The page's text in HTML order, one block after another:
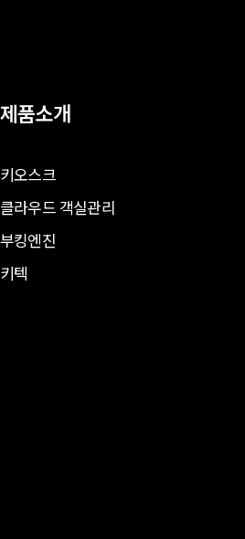
제품소개
키오스크
클라우드 객실관리
부킹엔진
키텍